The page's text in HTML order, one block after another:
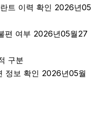
트 이력 확인 2026년05
편 여부 2026년05월27
구분
정보 확인 2026년05월